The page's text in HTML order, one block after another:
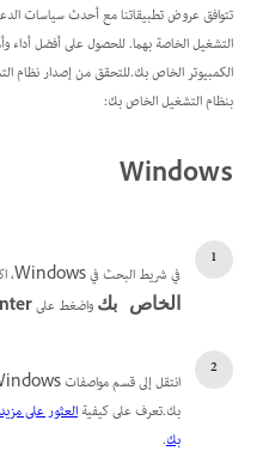
التشغيل الخاصة بهما. للحصول على أفضل
الكمبيوتر الخاص بك.للتحقق من إصدار نظام
بنظام التشغيل الخاص بك:
Windows
في شريط البحث في Windows، اكتب
الخاص بك واضغط على
بك.تعرف على كيفية
بك.